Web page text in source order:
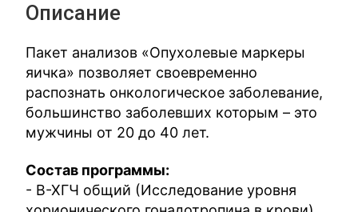
Описание
Пакет анализов «Опухолевые маркеры
яичка» позволяет своевременно
распознать онкологическое заболевание,
большинство заболевших которым – это
мужчины от 20 до 40 лет.
Состав программы:
- В-ХГЧ общий (Исследование уровня